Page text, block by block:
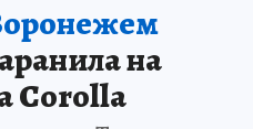
на
Corolla